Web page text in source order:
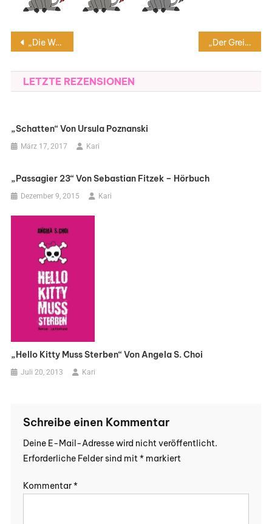
Beitragsnavigation
„Die Wahrheit über den Fall Harry Quebert“ von Joël Dicker „Der Greif“ von Wolfgang und Heike Hohlbein (Hörspiel)
LETZTE REZENSIONEN
„Schatten“ Von Ursula Poznanski
März 17, 2017 Kari
„Passagier 23“ Von Sebastian Fitzek – Hörbuch
Dezember 9, 2015 Kari
„Hello Kitty Muss Sterben“ Von Angela S. Choi
Juli 20, 2013 Kari
Schreibe einen Kommentar
Deine E-Mail-Adresse wird nicht veröffentlicht.
Erforderliche Felder sind mit*markiert
Kommentar*